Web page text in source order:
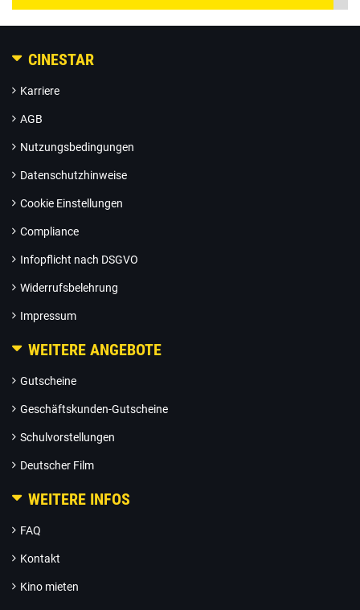
CINESTAR
Karriere
AGB
Nutzungsbedingungen
Datenschutzhinweise
Cookie Einstellungen
Compliance
Infopflicht nach DSGVO
Widerrufsbelehrung
Impressum
WEITERE ANGEBOTE
Gutscheine
Geschäftskunden-Gutscheine
Schulvorstellungen
Deutscher Film
WEITERE INFOS
FAQ
Kontakt
Kino mieten